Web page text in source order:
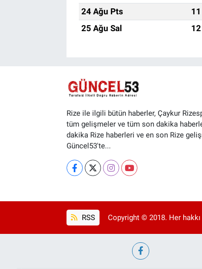
24 Ağu Pts
25 Ağu Sal
Rize ile ilgili bütün haberler, Çaykur
tüm gelişmeler ve tüm son dakika
dakika Rize haberleri ve en son Rize
Güncel53'te...
RSS Copyright © 2018. Her hakkı